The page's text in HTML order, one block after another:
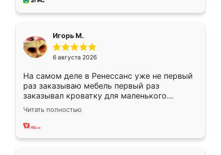
Игорь М.
6 августа 2026
На самом деле в Ренессанс уже не первый
раз заказываю мебель первый раз
заказывал кроватку для маленького
ребёнка при его рождении ,во второй раз
заказал шкаф-купе. По качеству очень
хорошее сборка достаточно быстрая,
Читать полностью